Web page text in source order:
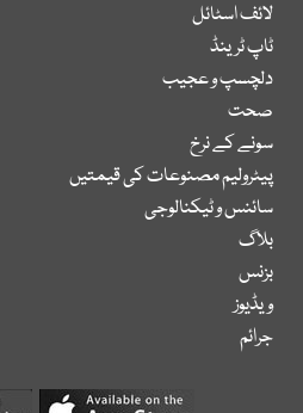
لائف اسٹائل
ٹاپ ٹرینڈ
دلچسپ و عجیب
صحت
سونے کے نرخ
پیٹرولیم مصنوعات کی قیمتیں
سائنس و ٹیکنالوجی
بلاگ
بزنس
ویڈیوز
جرائم